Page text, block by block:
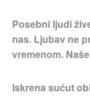
Posebni ljudi
nas. Ljubav ne
vremenom.
Iskrena sućut